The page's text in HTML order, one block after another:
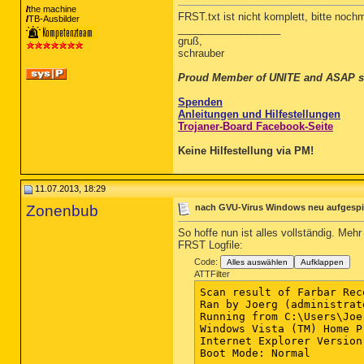
15-06-2013 16:35:53
27-06-2013 15:29:17
04-07-2013 20:17:58
2006-11-02 14:34 -
127.0.0.1 localhost
Task: {0AEAFAF6-F116-
Task: {192DDA2D-
Task: {254095AE-
Task: {4E946E6C-
Task: {A3B40906-
Task: {A9683382-
Task: {E8B380F7-
Task: {E91D6474-
Task: {FEA180FD-
Name:
Description:
(Microsoft Corporation)
(Microsoft Corporation)
(Microsoft) C:\Program
(Microsoft Corporation)
(Microsoft Corporation)
(Farbar)
====================
HKLM\...\Run: [Windows
HKLM\...\Winlogon:
HKCU\...\Run: [Sidebar]
HKCU\...\Run:
HKCU\...\RunOnce:
MountPoints2:
the machine
TB-Ausbilder
FRST.txt ist nicht komplett, bitte
gruß,
schrauber
Proud Member of UNITE and ASAP
Spenden
Anleitungen und Hilfestellungen
Trojaner-Board Facebook-Seite
Keine Hilfestellung via PM!
11.07.2013, 18:29
Zonenbub nach GVU-Virus Windows neu
So hoffe nun ist alles vollständig.
FRST Logfile:
Code: Alles auswählen Aufklappen
ATTFilter
Scan result of Farbar
Ran by Joerg
Running from
Windows Vista (TM) Home
Internet Explorer
Boot Mode: Normal